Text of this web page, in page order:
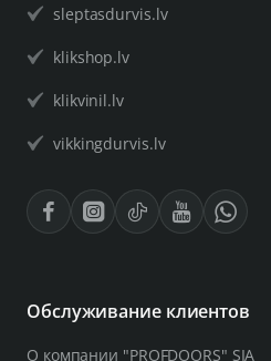
sleptasdurvis.lv
klikshop.lv
klikvinil.lv
vikkingdurvis.lv
Обслуживание клиентов
О компании "PROFDOORS" SIA